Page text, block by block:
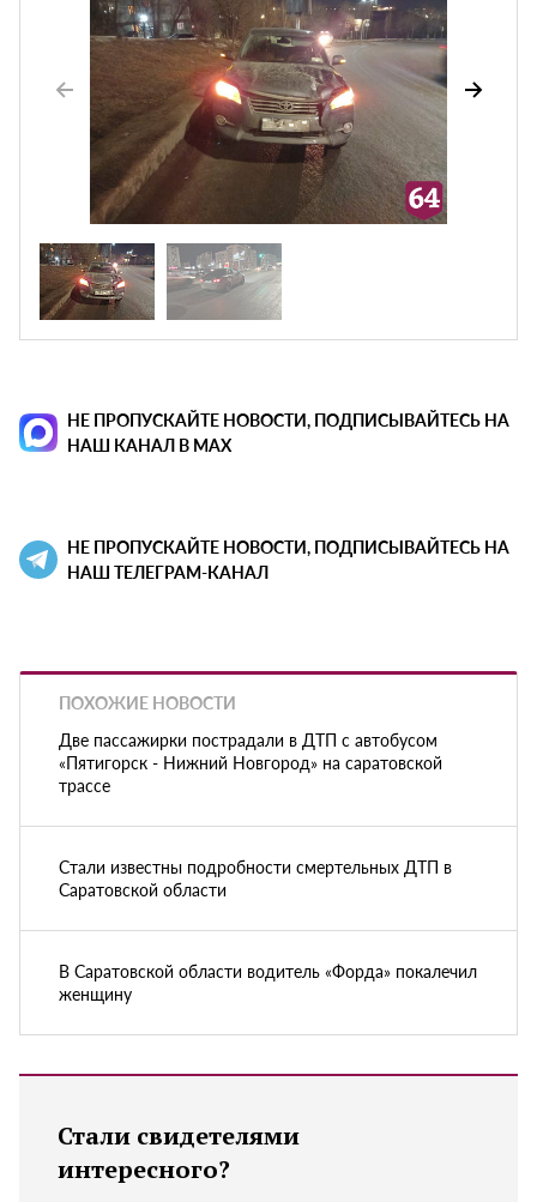
НЕ ПРОПУСКАЙТЕ НОВОСТИ, ПОДПИСЫВАЙТЕСЬ НА
НАШ КАНАЛ В MAX
НЕ ПРОПУСКАЙТЕ НОВОСТИ, ПОДПИСЫВАЙТЕСЬ НА
НАШ ТЕЛЕГРАМ-КАНАЛ
ПОХОЖИЕ НОВОСТИ
Две пассажирки пострадали в ДТП с автобусом
«Пятигорск - Нижний Новгород» на саратовской
трассе
Стали известны подробности смертельных ДТП в
Саратовской области
В Саратовской области водитель «Форда» покалечил
женщину
Стали свидетелями
интересного?